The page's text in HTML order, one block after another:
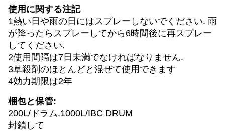
使用に関する注記
1熱い日や雨の日にはスプレーしないでください. 雨
が降ったらスプレーしてから6時間後に再スプレー
してください.
2使用間隔は7日未満でなければなりません.
3草殺剤のほとんどと混ぜて使用できます
4効力期限は2年
梱包と保管:
200L/ドラム,1000L/IBC DRUM
封鎖して